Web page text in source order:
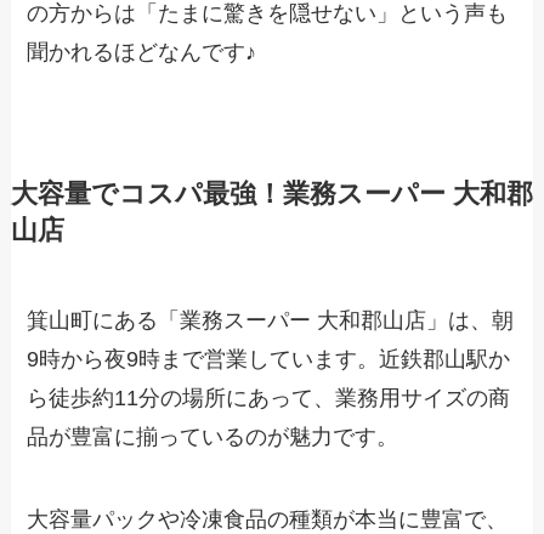
の方からは「たまに驚きを隠せない」という声も
聞かれるほどなんです♪
大容量でコスパ最強！業務スーパー 大和郡
山店
箕山町にある「業務スーパー 大和郡山店」は、朝
9時から夜9時まで営業しています。近鉄郡山駅か
ら徒歩約11分の場所にあって、業務用サイズの商
品が豊富に揃っているのが魅力です。
大容量パックや冷凍食品の種類が本当に豊富で、